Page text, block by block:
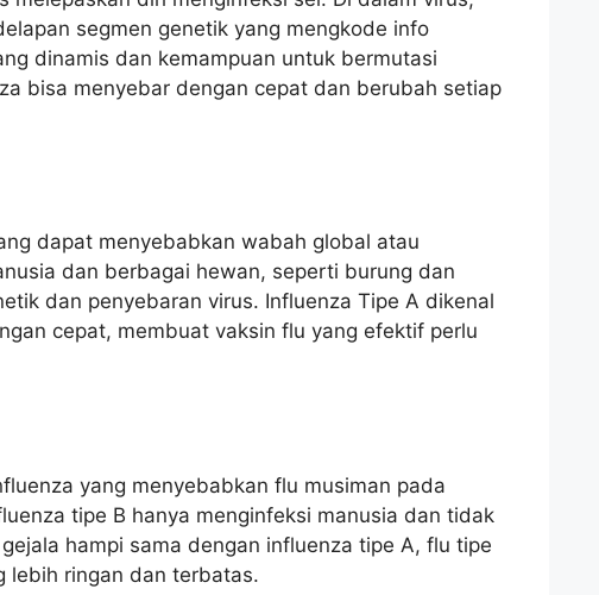
segmen genetik yang mengkode info
dinamis dan kemampuan untuk bermutasi
bisa menyebar dengan cepat dan berubah setiap
dapat menyebabkan wabah global atau
dan berbagai hewan, seperti burung dan
dan penyebaran virus. Influenza Tipe A dikenal
cepat, membuat vaksin flu yang efektif perlu
yang menyebabkan flu musiman pada
tipe B hanya menginfeksi manusia dan tidak
hampi sama dengan influenza tipe A, flu tipe
lebih ringan dan terbatas.